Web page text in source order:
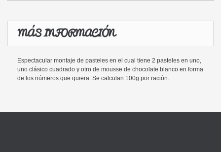
MÁS INFORMACIÓN
Espectacular montaje de pasteles en el cual tiene 2 pasteles en uno,
uno clásico cuadrado y otro de mousse de chocolate blanco en forma
de los números que quiera. Se calculan 100g por ración.